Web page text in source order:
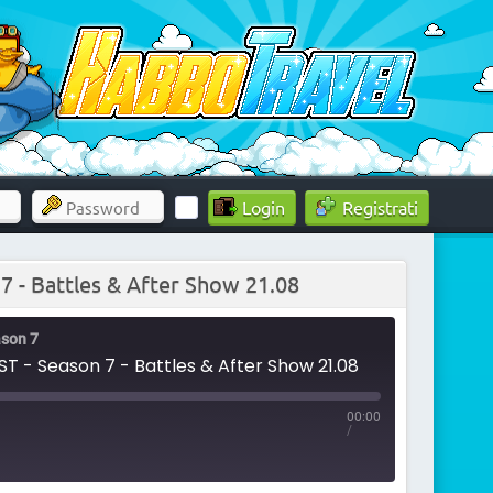
Registrati
7 - Battles & After Show 21.08
7
- Season 7 - Battles & After Show 21.08
00:00
/